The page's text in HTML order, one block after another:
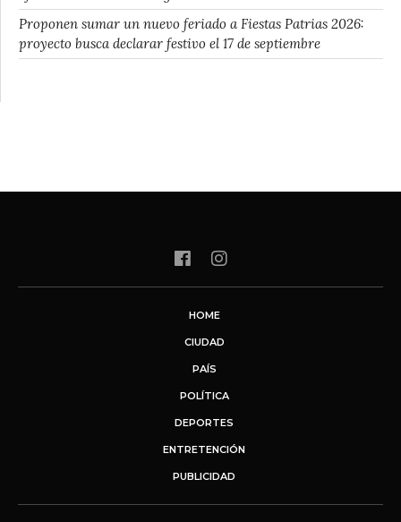
Proponen sumar un nuevo feriado a Fiestas Patrias 2026:
proyecto busca declarar festivo el 17 de septiembre
HOME
CIUDAD
PAÍS
POLÍTICA
DEPORTES
ENTRETENCIÓN
PUBLICIDAD